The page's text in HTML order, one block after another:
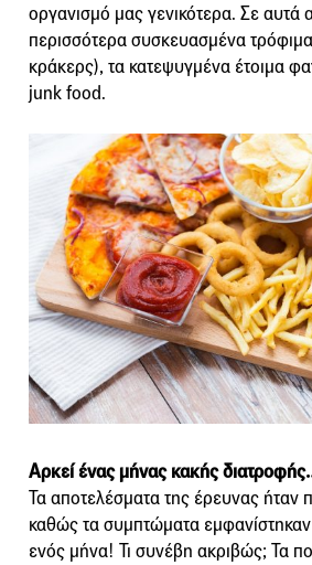
οργανισμό μας γενικότερα. Σε αυτά
περισσότερα συσκευασμένα
κράκερς), τα κατεψυγμένα έτοιμα
junk food.
Αρκεί ένας μήνας κακής
Τα αποτελέσματα της έρευνας ήταν
καθώς τα συμπτώματα
ενός μήνα! Τι συνέβη ακριβώς; Τα